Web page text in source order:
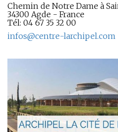
Chemin de Notre Dame à
34300 Agde - France
Tél: 04 67 35 32 00
infos@centre-larchipel.com